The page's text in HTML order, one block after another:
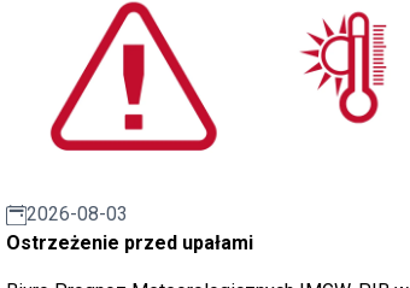
2026-08-03
Ostrzeżenie przed upałami